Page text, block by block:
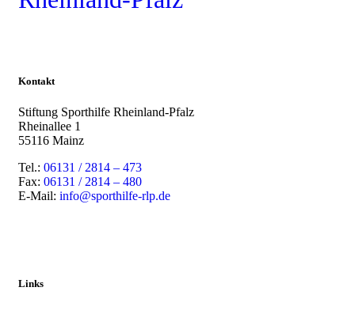
Kontakt
Stiftung Sporthilfe Rheinland-Pfalz
Rheinallee 1
55116 Mainz
Tel.: 06131 / 2814 – 473
Fax: 06131 / 2814 – 480
E-Mail: info@sporthilfe-rlp.de
Links